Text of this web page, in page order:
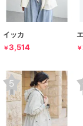
イッカ
￥3,514 ￥